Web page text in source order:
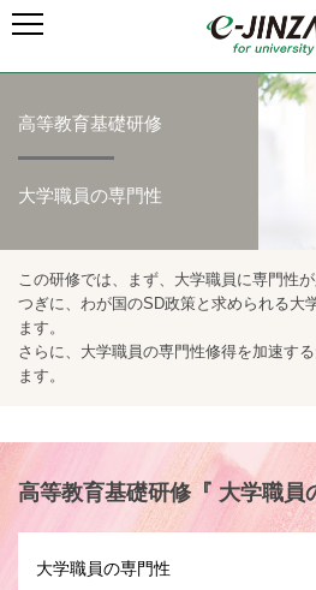
高等教育基礎研修
大学職員の専門性
この研修では、まず、大学職員に専門性
つぎに、わが国のSD政策と求められる大
ます。
さらに、大学職員の専門性修得を加速す
ます。
高等教育基礎研修『 大学職員
大学職員の専門性